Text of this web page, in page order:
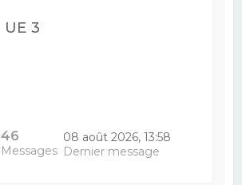
UE 3
46
Messages
08 août 2026, 13:58
Dernier message